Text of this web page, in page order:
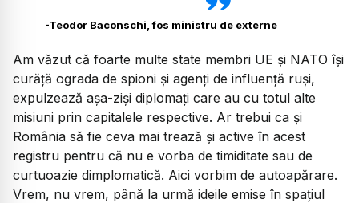
-Teodor Baconschi, fos ministru de externe
Am văzut că foarte multe state membri UE și NATO își
curăță ograda de spioni și agenți de influență ruși,
expulzează așa-ziși diplomați care au cu totul alte
misiuni prin capitalele respective. Ar trebui ca și
România să fie ceva mai trează și active în acest
registru pentru că nu e vorba de timiditate sau de
curtuoazie dimplomatică. Aici vorbim de autoapărare.
Vrem, nu vrem, până la urmă ideile emise în spațiul